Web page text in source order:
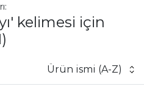
kelimesi için
Ürün ismi (A-Z)